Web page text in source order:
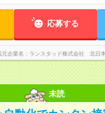
応募する
元企業名 ランスタッド株式会社 北日
未読